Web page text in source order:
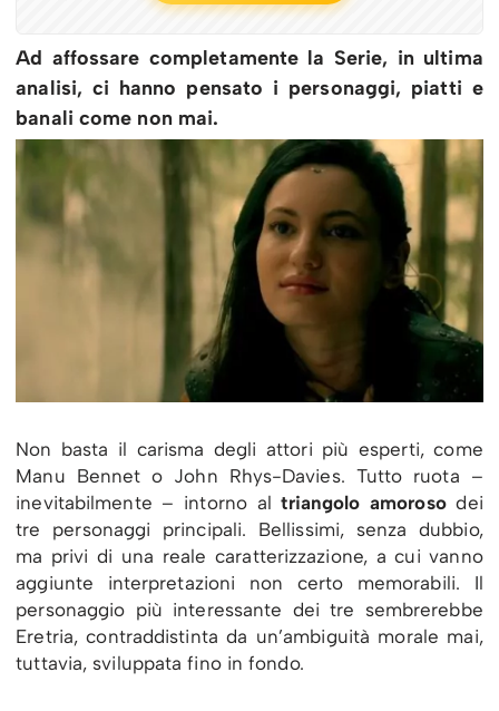
Ad affossare completamente la Serie, in ultima
analisi, ci hanno pensato i personaggi, piatti e
banali come non mai.
Non basta il carisma degli attori più esperti, come
Manu Bennet o John Rhys-Davies. Tutto ruota –
inevitabilmente – intorno altriangolo amorosodei
tre personaggi principali. Bellissimi, senza dubbio,
ma privi di una reale caratterizzazione, a cui vanno
aggiunte interpretazioni non certo memorabili. Il
personaggio più interessante dei tre sembrerebbe
Eretria, contraddistinta da un’ambiguità morale mai,
tuttavia, sviluppata fino in fondo.